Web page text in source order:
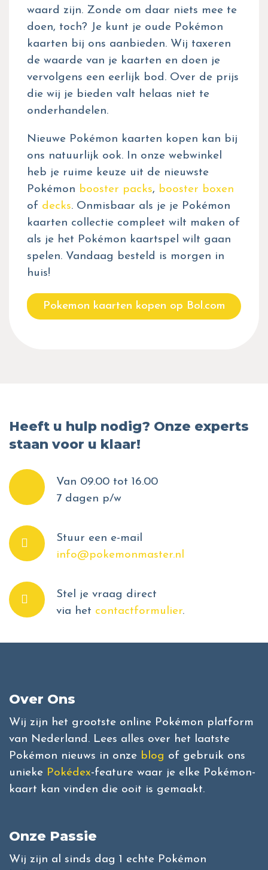
waard zijn. Zonde om daar niets mee te
doen, toch? Je kunt je oude Pokémon
kaarten bij ons aanbieden. Wij taxeren
de waarde van je kaarten en doen je
vervolgens een eerlijk bod. Over de prijs
die wij je bieden valt helaas niet te
onderhandelen.
Nieuwe Pokémon kaarten kopen kan bij
ons natuurlijk ook. In onze webwinkel
heb je ruime keuze uit de nieuwste
Pokémon booster packs, booster boxen
of decks. Onmisbaar als je je Pokémon
kaarten collectie compleet wilt maken of
als je het Pokémon kaartspel wilt gaan
spelen. Vandaag besteld is morgen in
huis!
Pokemon kaarten kopen op Bol.com
Heeft u hulp nodig? Onze experts
staan voor u klaar!
Van 09.00 tot 16.00
7 dagen p/w
Stuur een e-mail
info@pokemonmaster.nl
Stel je vraag direct
via het contactformulier.
Over Ons
Wij zijn het grootste online Pokémon platform
van Nederland. Lees alles over het laatste
Pokémon nieuws in onze blog of gebruik ons
unieke Pokédex-feature waar je elke Pokémon-
kaart kan vinden die ooit is gemaakt.
Onze Passie
Wij zijn al sinds dag 1 echte Pokémon